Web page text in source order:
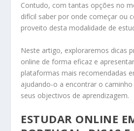
Contudo, com tantas opções no
difícil saber por onde começar ou
proveito desta modalidade de
Neste artigo, exploraremos dicas
online de forma eficaz e
plataformas mais recomendadas
ajudando-o a encontrar o
seus objectivos de aprendizagem.
ESTUDAR ONLINE